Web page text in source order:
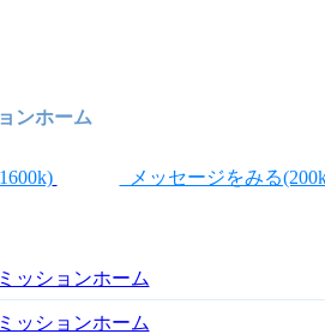
ンホーム
メッセージをみる
ッションホーム
ッションホーム